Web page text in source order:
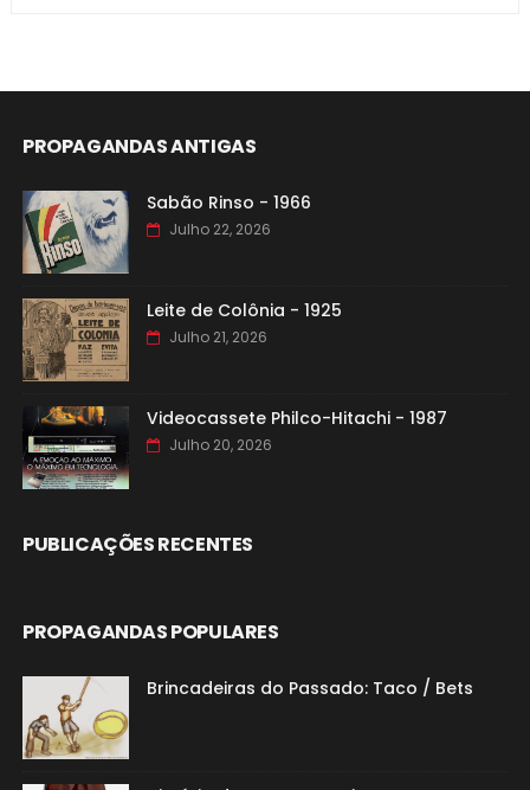
PROPAGANDAS ANTIGAS
Sabão Rinso - 1966
Julho 22, 2026
Leite de Colônia - 1925
Julho 21, 2026
Videocassete Philco-Hitachi - 1987
Julho 20, 2026
PUBLICAÇÕES RECENTES
PROPAGANDAS POPULARES
Brincadeiras do Passado: Taco / Bets